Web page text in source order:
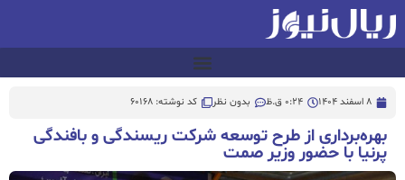
8 اسفند 1404 0:24 ق.ظ بدون نظر کد نوشته: 60168
بهره‌برداری از طرح توسعه شرکت ریسندگی و بافندگی
پرنیا با حضور وزیر صمت